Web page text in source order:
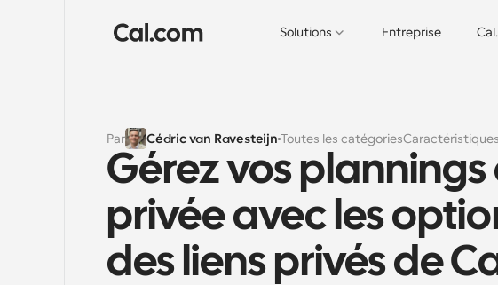
Solutions Entreprise
Par Cédric van Ravesteijn Toutes les catégories
Gérez vos
privée avec les
des liens privés de